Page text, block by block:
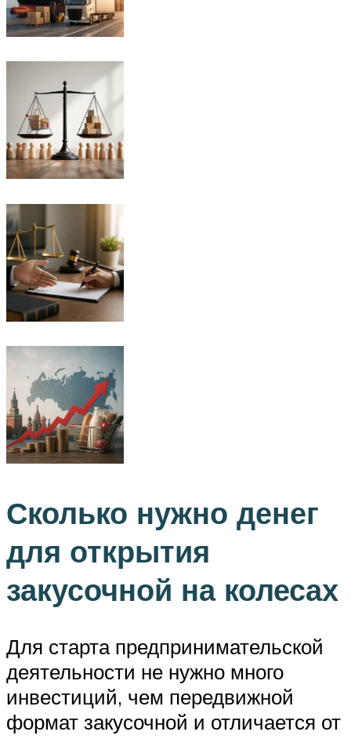
Сколько нужно денег
для открытия
закусочной на колесах
Для старта предпринимательской
деятельности не нужно много
инвестиций, чем передвижной
формат закусочной и отличается от